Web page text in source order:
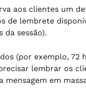
aos clientes um
de lembrete
da sessão).
(por exemplo, 72
lembrar os
mensagem em